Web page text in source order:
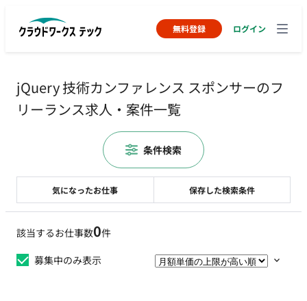
無料登録 ログイン
jQuery 技術カンファレンス スポンサーのフ
リーランス求人・案件一覧
該当するお仕事数0件
募集中のみ表示
気になったお仕事 保存した検索条件
条件検索